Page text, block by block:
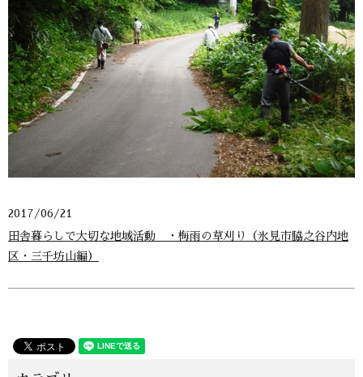
2017/06/21
田舎暮らしで大切な地域活動 ・梅雨の草刈り（氷見市脇之谷内地
区・三千坊山編）